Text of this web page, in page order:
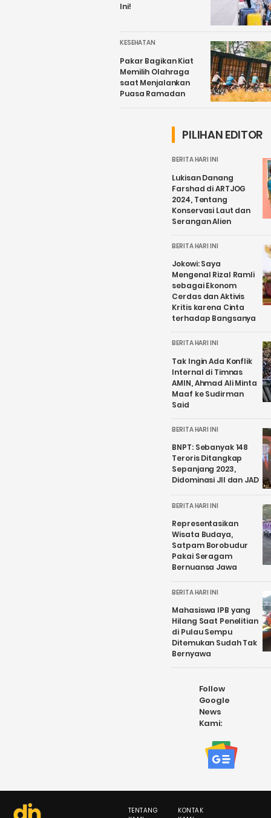
Ini!
KESEHATAN
Pakar Bagikan Kiat
Memilih Olahraga
saat Menjalankan
Puasa Ramadan
PILIHAN EDITOR
BERITA HARI INI
Lukisan Danang
Farshad di ARTJOG
2024, Tentang
Konservasi Laut dan
Serangan Alien
BERITA HARI INI
Jokowi: Saya
Mengenal Rizal Ramli
sebagai Ekonom
Cerdas dan Aktivis
Kritis karena Cinta
terhadap Bangsanya
BERITA HARI INI
Tak Ingin Ada Konflik
Internal di Timnas
AMIN, Ahmad Ali Minta
Maaf ke Sudirman
Said
BERITA HARI INI
BNPT: Sebanyak 148
Teroris Ditangkap
Sepanjang 2023,
Didominasi JII dan JAD
BERITA HARI INI
Representasikan
Wisata Budaya,
Satpam Borobudur
Pakai Seragam
Bernuansa Jawa
BERITA HARI INI
Mahasiswa IPB yang
Hilang Saat Penelitian
di Pulau Sempu
Ditemukan Sudah Tak
Bernyawa
Follow
Google
News
Kami:
TENTANG
KONTAK